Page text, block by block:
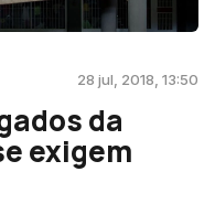
28 jul, 2018, 13:50
da
exigem